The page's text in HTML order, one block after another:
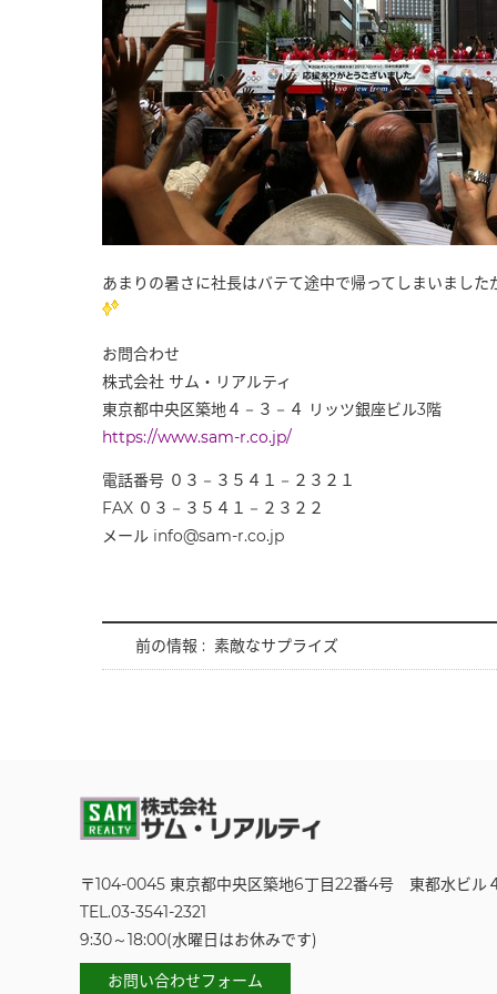
あまりの暑さに社長はバテて途中で帰ってしまいまし
お問合わせ
株式会社 サム・リアルティ
東京都中央区築地４－３－４ リッツ銀座ビル3階
https://www.sam-r.co.jp/
電話番号 ０３－３５４１－２３２１
FAX ０３－３５４１－２３２２
メール info@sam-r.co.jp
前の情報 : 素敵なサプライズ
〒104-0045 東京都中央区築地6丁目22番4号 東都水ビル
TEL.03-3541-2321
9:30～18:00(水曜日はお休みです)
お問い合わせフォーム